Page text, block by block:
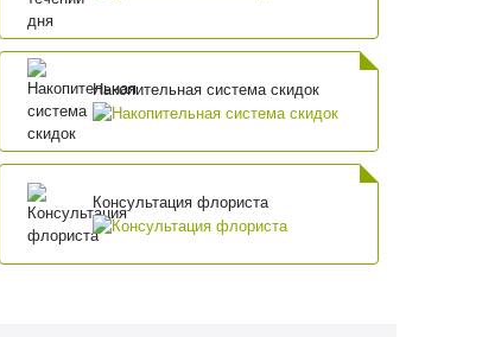
Накопительная система скидок
Консультация флориста